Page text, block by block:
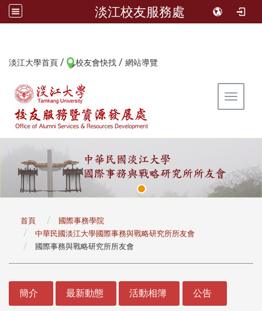
淡江校友服務處
淡江大學首頁 / 校友會快找 / 網站導覽
Toggle
首頁
國際事務學院
中華民國淡江大學國際事務與戰略研究所所友會
國際事務與戰略研究所所友會
簡介 最新動態 活動相簿 公告